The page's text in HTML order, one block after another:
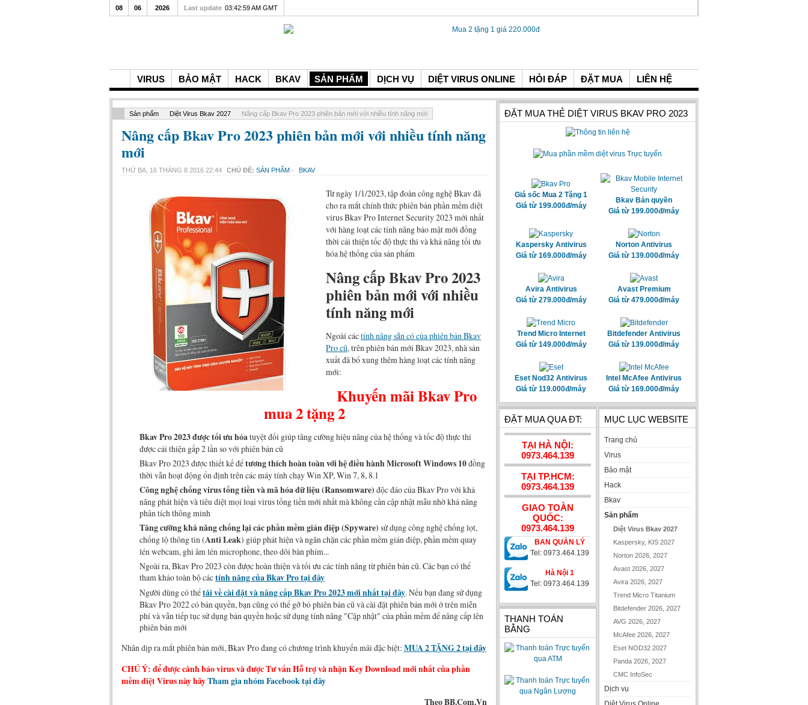
VIRUS BẢO MẬT HACK BKAV SẢN PHẨM DỊCH VỤ DIỆT VIRUS ONLINE HỎI ĐÁP ĐẶT MUA LIÊN HỆ
08 06 2026 Last update 03:42:59 AM GMT
Sản phẩm Diệt Virus Bkav 2027 Nâng cấp Bkav Pro 2023 phiên bản mới với nhiều tính năng mới
Nâng cấp Bkav Pro 2023 phiên bản mới với nhiều tính năng
mới
THỨ BA, 16 THÁNG 8 2016 22:44 CHỦ ĐỀ: SẢN PHẨM - BKAV
Từ ngày 1/1/2023, tập đoàn công nghệ Bkav đã
cho ra mắt chính thức phiên bản phần mềm diệt
virus Bkav Pro Internet Security 2023 mới nhất
với hàng loạt các tính năng bảo mật mới đồng
thời cải thiện tốc độ thực thi và khả năng tối ưu
hóa hệ thống của sản phẩm
Nâng cấp Bkav Pro 2023
phiên bản mới với nhiều
tính năng mới
Ngoài cáctính năng sẵn có của phiên bản Bkav
Pro cũ, trên phiên bản mới Bkav 2023, nhà sản
xuất đã bổ xung thêm hàng loạt các tính năng
mới:
Khuyến mãi Bkav Pro
mua 2 tặng 2
Bkav Pro 2023 được tối ưu hóatuyệt đối giúp tăng cường hiệu năng của hệ thống và tốc độ thực thi
được cải thiện gấp 2 lần so với phiên bản cũ
Bkav Pro 2023 được thiết kế đểtương thích hoàn toàn với hệ điều hành Microsoft Windows 10đồng
thời vẫn hoạt động ổn định trên các máy tính chạy Win XP, Win 7, 8, 8.1
Công nghệ chống virus tống tiền và mã hóa dữ liệu (Ransomware) độc đáo của Bkav Pro với khả
năng phát hiện và tiêu diệt mọi loại virus tống tiền mới nhất mà không cần cập nhật mẫu nhờ khả năng
phân tích thông minh
Tăng cường khả năng chống lại các phần mềm gián điệp (Spyware) sử dụng công nghệ chống lọt,
chống lộ thông tin (Anti Leak) giúp phát hiện và ngăn chặn các phần mềm gián điệp, phần mềm quay
lén webcam, ghi âm lén microphone, theo dõi bàn phím...
Ngoài ra, Bkav Pro 2023 còn được hoàn thiện và tối ưu các tính năng từ phiên bản cũ. Các bạn có thể
tham khảo toàn bộ cáctính năng của Bkav Pro tại đây
Người dùng có thểtải về cài đặt và nâng cấp Bkav Pro 2023 mới nhất tại đây. Nếu bạn đang sử dụng
Bkav Pro 2022 có bản quyền, bạn cũng có thể gỡ bỏ phiên bản cũ và cài đặt phiên bản mới ở trên miễn
phí và vẫn tiếp tục sử dụng bản quyền hoặc sử dụng tính năng "Cập nhật" của phần mềm để nâng cấp lên
phiên bản mới
Nhân dịp ra mắt phiên bản mới, Bkav Pro đang có chương trình khuyến mãi đặc biệt: MUA 2 TẶNG 2 tại đây
CHÚ Ý: để được cảnh báo virus và được Tư vấn Hỗ trợ và nhận Key Download mới nhất của phần
mềm diệt Virus này hãyTham gia nhóm Facebook tại đây
Theo BB.Com.Vn
ĐẶT MUA THẺ DIỆT VIRUS BKAV PRO 2023
Giá sốc Mua 2 Tặng 1
Giá từ 199.000đ/máy
Bkav Bản quyền
Giá từ 199.000đ/máy
Kaspersky Antivirus
Giá từ 169.000đ/máy
Norton Antivirus
Giá từ 139.000đ/máy
Avira Antivirus
Giá từ 279.000đ/máy
Avast Premium
Giá từ 479.000đ/máy
Trend Micro Internet
Giá từ 149.000đ/máy
Bitdefender Antivirus
Giá từ 139.000đ/máy
Eset Nod32 Antivirus
Giá từ 119.000đ/máy
Intel McAfee Antivirus
Giá từ 169.000đ/máy
ĐẶT MUA QUA ĐT:
TẠI HÀ NỘI:
0973.464.139
TẠI TP.HCM:
0973.464.139
GIAO TOÀN
QUỐC:
0973.464.139
BAN QUẢN LÝ
Tel: 0973.464.139
Hà Nội 1
Tel: 0973.464.139
THANH TOÁN
BẰNG
MỤC LỤC WEBSITE
Trang chủ
Virus
Bảo mật
Hack
Bkav
Sản phẩm
Diệt Virus Bkav 2027
Kaspersky, KIS 2027
Norton 2026, 2027
Avast 2026, 2027
Avira 2026, 2027
Trend Micro Titanium
Bitdefender 2026, 2027
AVG 2026, 2027
McAfee 2026, 2027
Eset NOD32 2027
Panda 2026, 2027
CMC InfoSec
Dịch vụ